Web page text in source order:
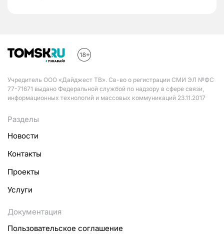
Учредитель ООО «Дайджест ТВ». Св-во о регистрации СМИ ЭЛ №ФС
77-71671 выдано Федеральной службой по надзору в сфере связи,
информационных технологий и массовых коммуникаций 23.11.2017
Разделы
Новости
Контакты
Проекты
Услуги
Документация
Пользовательское соглашение